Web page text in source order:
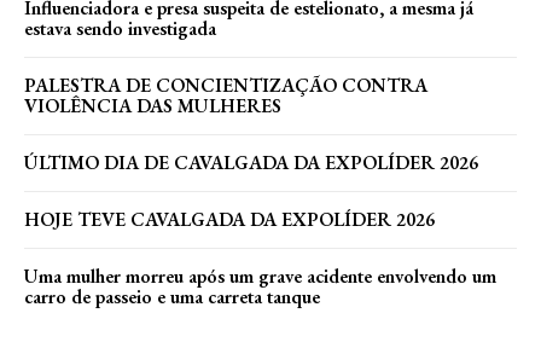
Influenciadora e presa suspeita de estelionato, a mesma já
estava sendo investigada
PALESTRA DE CONCIENTIZAÇÃO CONTRA
VIOLÊNCIA DAS MULHERES
ÚLTIMO DIA DE CAVALGADA DA EXPOLÍDER 2026
HOJE TEVE CAVALGADA DA EXPOLÍDER 2026
Uma mulher morreu após um grave acidente envolvendo um
carro de passeio e uma carreta tanque